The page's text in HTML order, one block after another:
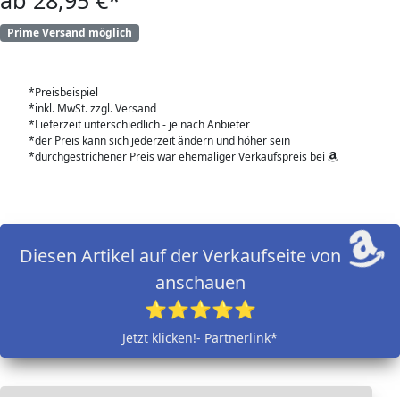
Prime Versand möglich
*Preisbeispiel
*inkl. MwSt. zzgl. Versand
*Lieferzeit unterschiedlich - je nach Anbieter
*der Preis kann sich jederzeit ändern und höher sein
*durchgestrichener Preis war ehemaliger Verkaufspreis bei
Diesen Artikel auf der Verkaufseite von
anschauen
⭐⭐⭐⭐⭐
Jetzt klicken!- Partnerlink*